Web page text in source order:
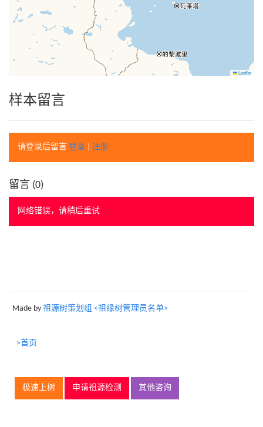
Leaflet
样本留言
请登录后留言 登录 注册
留言 (0)
网络错误，请稍后重试
Made by 祖源树策划组 <祖缘树管理员名单>
>首页
极速上树 申请祖源检测 其他咨询